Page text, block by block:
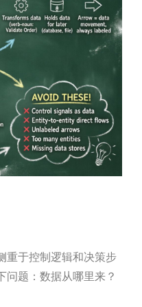
重于控制逻辑和决策步
问题：数据从哪里来？